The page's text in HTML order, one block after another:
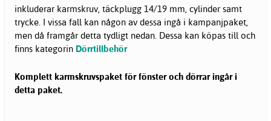
inkluderar karmskruv, täckplugg 14/19 mm, cylinder samt
trycke. I vissa fall kan någon av dessa ingå i kampanjpaket,
men då framgår detta tydligt nedan. Dessa kan köpas till och
finns kategorin Dörrtillbehör
Komplett karmskruvspaket för fönster och dörrar ingår i
detta paket.